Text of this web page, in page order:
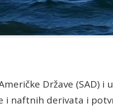
Države (SAD)
i naftnih derivata i